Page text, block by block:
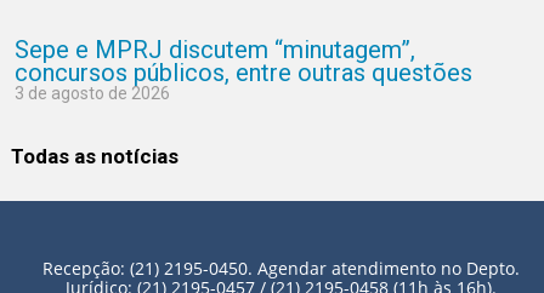
Sepe e MPRJ discutem “minutagem”,
concursos públicos, entre outras questões
3 de agosto de 2026
Todas as notícias
Recepção: (21) 2195-0450. Agendar atendimento no Depto.
Jurídico: (21) 2195-0457 / (21) 2195-0458 (11h às 16h).